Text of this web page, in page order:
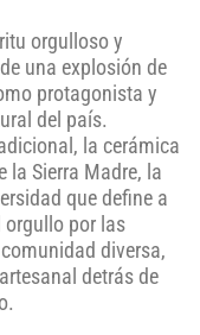
orgulloso y
una explosión de
protagonista y
del país.
la cerámica
la Sierra Madre, la
que define a
orgullo por las
diversa,
detrás de